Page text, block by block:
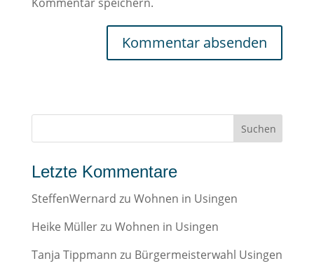
Letzte Kommentare
SteffenWernard zu Wohnen in Usingen
Heike Müllerzu Wohnen in Usingen
Tanja Tippmann zu Bürgermeisterwahl Usingen